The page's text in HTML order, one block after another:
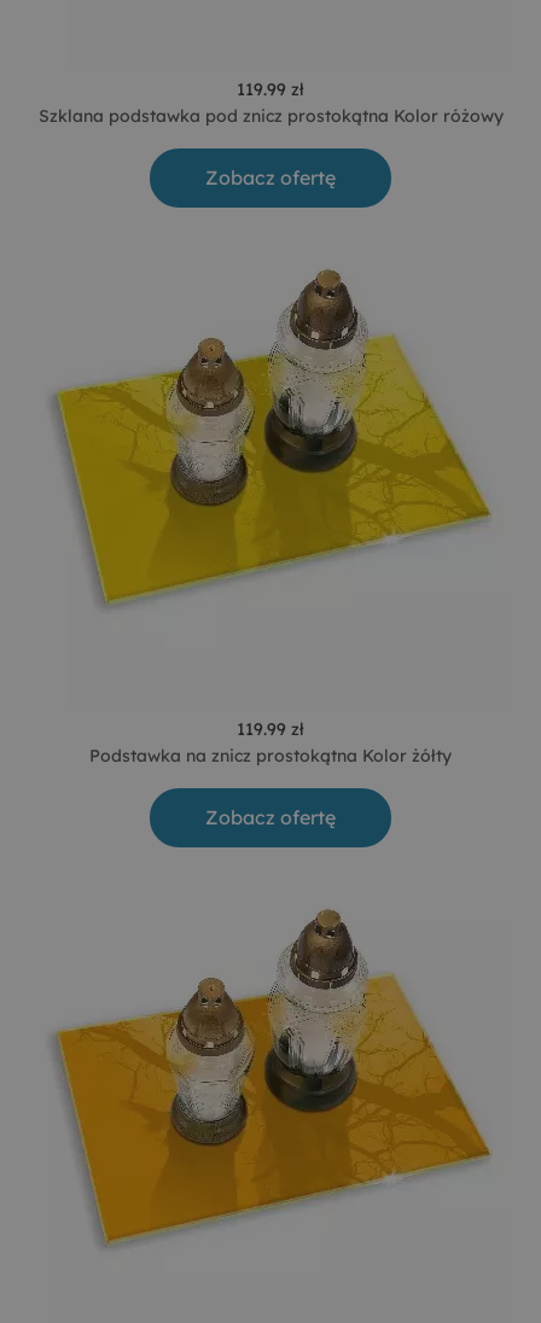
119.99 zł
Szklana podstawka pod znicz prostokątna Kolor różowy
Zobacz ofertę
119.99 zł
Podstawka na znicz prostokątna Kolor żółty
Zobacz ofertę